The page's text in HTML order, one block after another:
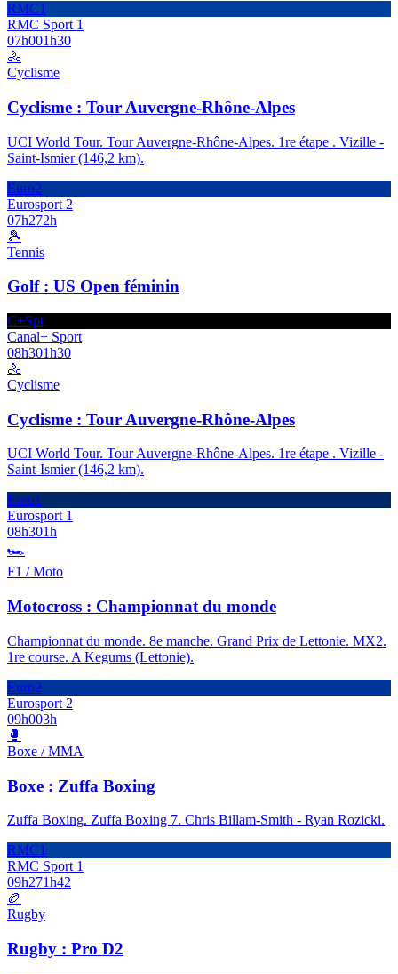
RMC1
RMC Sport 1
07h001h30
🚴
Cyclisme
Cyclisme : Tour Auvergne-Rhône-Alpes
UCI World Tour. Tour Auvergne-Rhône-Alpes. 1re étape . Vizille -
Saint-Ismier (146,2 km).
Euro2
Eurosport 2
07h272h
🎾
Tennis
Golf : US Open féminin
C+Spt
Canal+ Sport
08h301h30
🚴
Cyclisme
Cyclisme : Tour Auvergne-Rhône-Alpes
UCI World Tour. Tour Auvergne-Rhône-Alpes. 1re étape . Vizille -
Saint-Ismier (146,2 km).
Euro1
Eurosport 1
08h301h
🏎️
F1 / Moto
Motocross : Championnat du monde
Championnat du monde. 8e manche. Grand Prix de Lettonie. MX2.
1re course. A Kegums (Lettonie).
Euro2
Eurosport 2
09h003h
🥊
Boxe / MMA
Boxe : Zuffa Boxing
Zuffa Boxing. Zuffa Boxing 7. Chris Billam-Smith - Ryan Rozicki.
RMC1
RMC Sport 1
09h271h42
🏉
Rugby
Rugby : Pro D2